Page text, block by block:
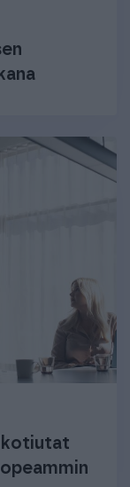
kotiutat